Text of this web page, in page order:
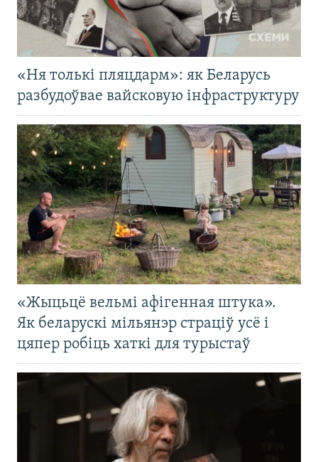
«Ня толькі пляцдарм»: як Беларусь
разбудоўвае вайсковую інфраструктуру
«Жыцьцё вельмі афігенная штука».
Як беларускі мільянэр страціў усё і
цяпер робіць хаткі для турыстаў